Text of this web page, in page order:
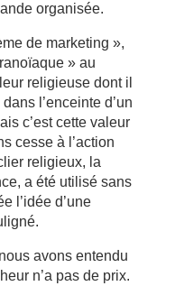
organisée.
de marketing »,
» au
religieuse dont il
l’enceinte d’un
c’est cette valeur
cesse à l’action
religieux, la
a été utilisé sans
l’idée d’une
avons entendu
n’a pas de prix.